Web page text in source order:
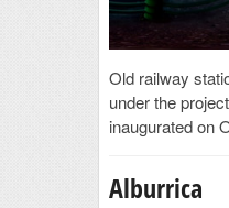
Old railway
under the
inaugurated on
Alburrica